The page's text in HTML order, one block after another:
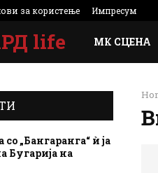
за користење Импресум
МК СЦЕНА
„Бангаранга“ ѝ ја
Бугарија на